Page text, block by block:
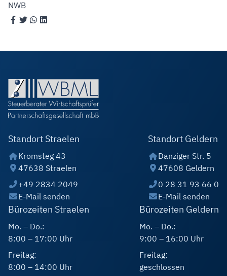
NWB
Standort Straelen
Kromsteg 43
47638 Straelen
+49 2834 2049
E-Mail senden
Standort Geldern
Danziger Str. 5
47608 Geldern
0 28 31 93 66 0
E-Mail senden
Bürozeiten Straelen
Mo. – Do.:
8:00 – 17:00 Uhr
Freitag:
8:00 – 14:00 Uhr
Bürozeiten Geldern
Mo. – Do.:
9:00 – 16:00 Uhr
Freitag:
geschlossen